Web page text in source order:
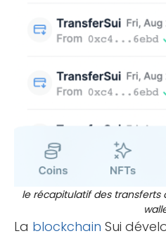
le récapitulatif des transferts
La blockchain Sui